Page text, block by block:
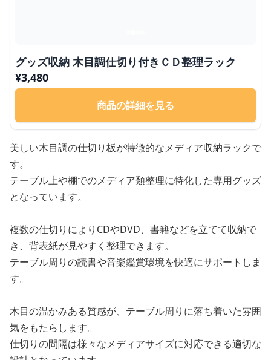
グッズ収納 木目調仕切り付きＣＤ整理ラック
¥3,480
商品の詳細を見る
美しい木目調の仕切り板が特徴的なメディア収納ラックで
す。
テーブル上や棚でのメディア類整理に特化した専用グッズ
となっています。
複数の仕切りによりCDやDVD、書籍などを立てて収納で
き、背表紙が見やすく整理できます。
テーブル周りの読書や音楽鑑賞環境を快適にサポートしま
す。
木目の温かみある質感が、テーブル周りに落ち着いた雰囲
気をもたらします。
仕切りの間隔は様々なメディアサイズに対応できる適切な